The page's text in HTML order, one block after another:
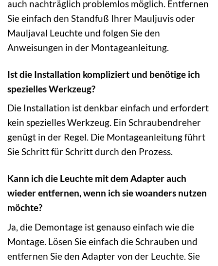
auch nachträglich problemlos möglich. Entfernen
Sie einfach den Standfuß Ihrer Mauljuvis oder
Mauljaval Leuchte und folgen Sie den
Anweisungen in der Montageanleitung.
Ist die Installation kompliziert und benötige ich
spezielles Werkzeug?
Die Installation ist denkbar einfach und erfordert
kein spezielles Werkzeug. Ein Schraubendreher
genügt in der Regel. Die Montageanleitung führt
Sie Schritt für Schritt durch den Prozess.
Kann ich die Leuchte mit dem Adapter auch
wieder entfernen, wenn ich sie woanders nutzen
möchte?
Ja, die Demontage ist genauso einfach wie die
Montage. Lösen Sie einfach die Schrauben und
entfernen Sie den Adapter von der Leuchte. Sie